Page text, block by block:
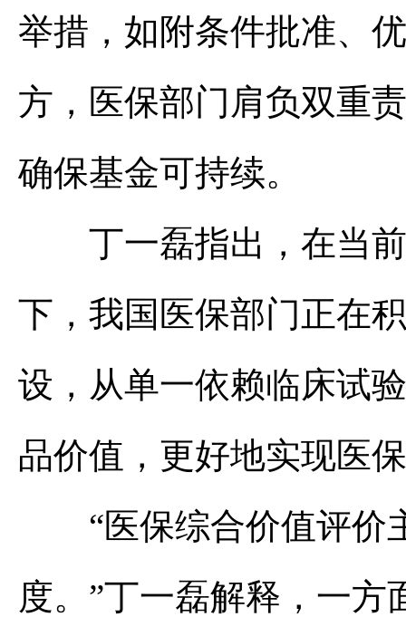
举措，如附条件批准、
方，医保部门肩负双重
确保基金可持续。
丁一磊指出，在当前
下，我国医保部门正在
设，从单一依赖临床试
品价值，更好地实现医
“医保综合价值评价
度。”丁一磊解释，一